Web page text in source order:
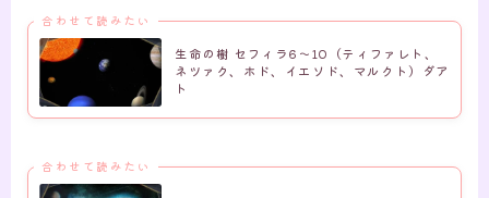
合わせて読みたい
生命の樹 セフィラ6～10（ティファレト、
ネツァク、ホド、イエソド、マルクト）ダア
ト
合わせて読みたい